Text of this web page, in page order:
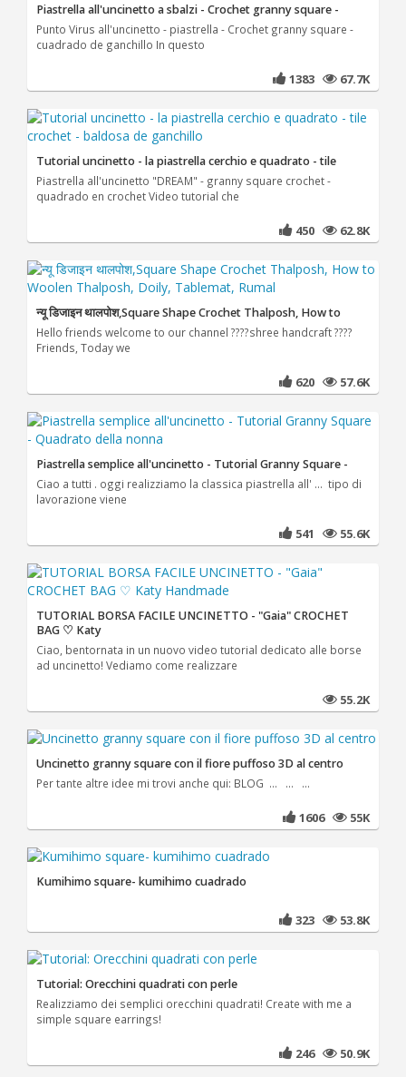
Piastrella all'uncinetto a sbalzi - Crochet granny square -
Punto Virus all'uncinetto - piastrella - Crochet granny square -
cuadrado de ganchillo In questo
1383 67.7K
Tutorial uncinetto - la piastrella cerchio e quadrato - tile
Piastrella all'uncinetto "DREAM" - granny square crochet -
quadrado en crochet Video tutorial che
450 62.8K
न्यू डिजाइन थालपोश,Square Shape Crochet Thalposh, How to
Hello friends welcome to our channel ????shree handcraft ????
Friends, Today we
620 57.6K
Piastrella semplice all'uncinetto - Tutorial Granny Square -
Ciao a tutti . oggi realizziamo la classica piastrella all' ... tipo di
lavorazione viene
541 55.6K
TUTORIAL BORSA FACILE UNCINETTO - "Gaia" CROCHET
BAG ♡ Katy
Ciao, bentornata in un nuovo video tutorial dedicato alle borse
ad uncinetto! Vediamo come realizzare
55.2K
Uncinetto granny square con il fiore puffoso 3D al centro
Per tante altre idee mi trovi anche qui: BLOG ... ... ...
1606 55K
Kumihimo square- kumihimo cuadrado
323 53.8K
Tutorial: Orecchini quadrati con perle
Realizziamo dei semplici orecchini quadrati! Create with me a
simple square earrings!
246 50.9K